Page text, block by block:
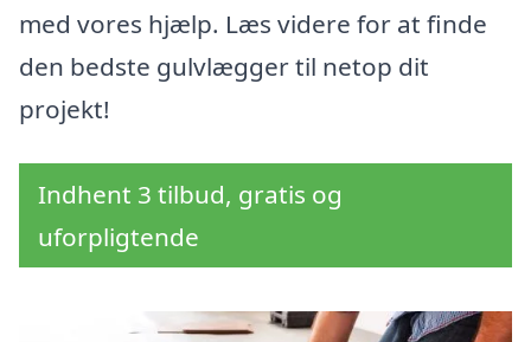
med vores hjælp. Læs videre for at finde
den bedste gulvlægger til netop dit
projekt!
Indhent 3 tilbud, gratis og
uforpligtende